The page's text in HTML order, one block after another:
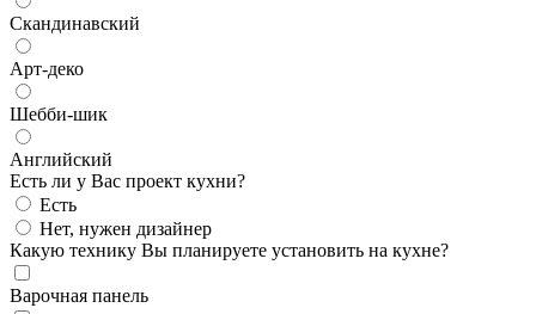
Скандинавский
Арт-деко
Шебби-шик
Английский
Есть ли у Вас проект кухни?
Есть
Нет, нужен дизайнер
Какую технику Вы планируете установить на кухне?
Варочная панель